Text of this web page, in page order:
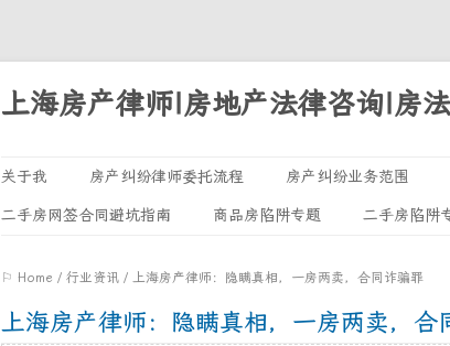
上海房产律师|房地产法律咨询|房
关于我 房产纠纷律师委托流程 房产纠纷业务范围
二手房网签合同避坑指南 商品房陷阱专题 二手房陷阱
⚐ Home / 行业资讯 / 上海房产律师：隐瞒真相，一房两卖，合同诈骗罪
上海房产律师：隐瞒真相，一房两卖，合